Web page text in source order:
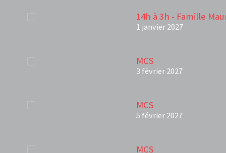
14h à 3h - Famille
1 janvier 2027
MCS
3 février 2027
MCS
5 février 2027
MCS